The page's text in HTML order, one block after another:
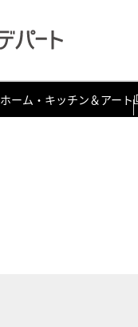
ホーム・キッチン＆アート